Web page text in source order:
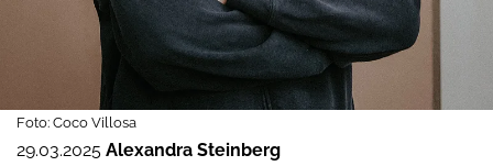
Foto: Coco Villosa
29.03.2025 Alexandra Steinberg